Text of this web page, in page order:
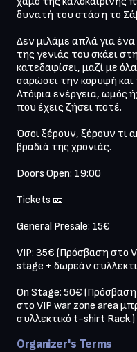
δυνατή του στάση το
Δεν μιλάμε απλά για
της γενιάς του σκάει
κατεδαφίσει, μαζί με
σαρώσει την κορυφή
Ατόφια ενέργεια, ωμός
που έχεις ζήσει ποτέ.
Όσοι ξέρουν, ξέρουν τι
βραδιά της χρονιάς.
Doors Open: 19:00
Tickets 🎫
General Presale: 15€
VIP: 35€ (Πρόσβαση στο
stage + δωρεάν
On Stage: 50€
στο VIP war zone area
Organizer's Terms